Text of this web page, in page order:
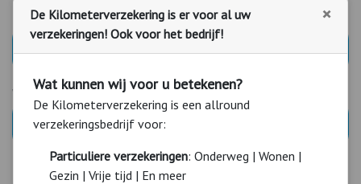
Postcode *
Woonplaats *
E-mailadres *
De Kilometerverzekering is er voor al uw
verzekeringen! Ook voor het bedrijf!
×
Wat kunnen wij voor u betekenen?
De Kilometerverzekering is een allround
verzekeringsbedrijf voor:
Particuliere verzekeringen: Onderweg | Wonen |
Gezin | Vrije tijd | En meer